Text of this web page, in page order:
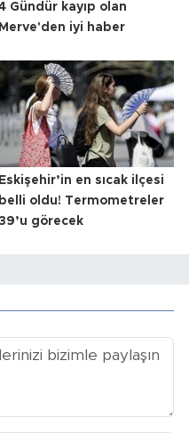
Gündür kayıp olan
Merve'den iyi haber
Eskişehir’in en sıcak ilçesi
belli oldu! Termometreler
görecek